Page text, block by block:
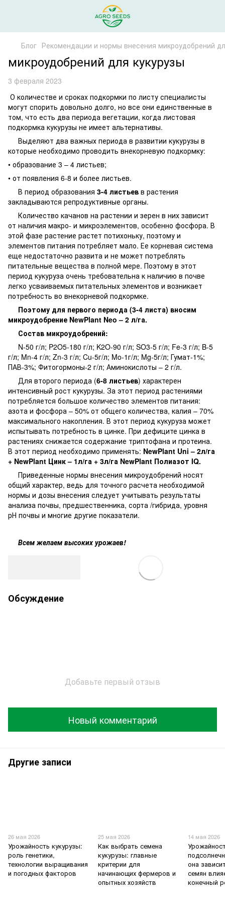
Блог Рекомендации и нормы внесения микроудобрений
микроудобрений для кукурузы
3 февраля 2023
О количестве и сроках подкормки по листу специалисты
могут спорить довольно долго, но все они единственные в
том, что есть два периода вегетации, когда листовая
подкормка кукурузы не имеет альтернативы.
Выделяют два важных периода в развитии кукурузы в
которые необходимо проводить внекорневую подкормку:
• образование 3 – 4 листьев;
• от появления 6-8 и более листьев.
В период образования 3-4 листьев в растения
закладываются репродуктивные органы.
Количество качанов на растении и зерен в них зависит
от наличия макро- и микроэлементов, особенно фосфора. В
этой фазе растение растет потихоньку, поэтому и
элементов питания потребляет мало. Ее корневая система
еще недостаточно развита и не может потреблять
питательные вещества в полной мере. Поэтому в этот
период кукуруза очень требовательна к наличию в почве
легко усваиваемых питательных элементов и возникает
потребность во внекорневой подкормке.
Поэтому для первого периода (3-4 листа) вносим
микроудобрение NewPlant Neo – 2 л/га.
Состав микроудобрений:
N-50 г/л; P2O5-180 г/л; K2O-90 г/л; SO3-5 г/л; Fe-3 г/л; B-5
г/л; Mn-4 г/л; Zn-3 г/л; Cu-5г/л; Mo-1г/л; Mg-5г/л; Гумат-1%;
ПАВ-3%; Фитогормоны-2 г/л; Аминокислоты – 2 г/л.
Для второго периода (6-8 листьев) характерен
интенсивный рост кукурузы. За этот период растениями
потребляется большое количество элементов питания:
азота и фосфора – 50% от общего количества, калия – 70%
максимального накопления. В этот период кукуруза может
испытывать потребность в цинке. При дефиците цинка в
растениях снижается содержание триптофана и протеина.
В этот период необходимо применять: NewPlant Uni – 2л/га
+ NewPlant Цинк – 1л/га + 3л/га NewPlant Полиазот IQ.
Приведенные нормы внесения микроудобрений носят
общий характер, ведь для точного расчета необходимой
нормы и дозы внесения следует учитывать результаты
анализа почвы, предшественника, сорта /гибрида, уровня
рН почвы и многие другие показатели.
Всем желаем высоких урожаев!
Обсуждение
Добавьте первый отзыв
Новый комментарий
Другие записи
26 мая 2026
Урожайность кукурузы:
роль генетики,
технологии выращивания
и погодных факторов
25 мая 2026
Как выбрать семена
кукурузы: главные
критерии для
начинающих фермеров и
опытных хозяйств
14 мая 2026
она
семян
конечный